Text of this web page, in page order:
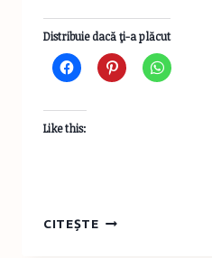
Distribuie dacă ţi-a plăcut
Like this:
CITEȘTETURIST